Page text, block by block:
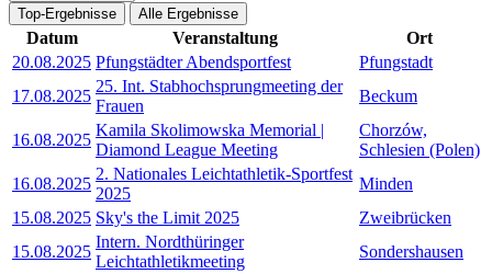
Top-Ergebnisse
Alle Ergebnisse
Datum Veranstaltung
Ort
20.08.2025 Pfungstädter Abendsportfest
Pfungstadt
17.08.2025
25. Int. Stabhochsprungmeeting der
Frauen
Beckum
16.08.2025
Kamila Skolimowska Memorial |
Diamond League Meeting
Chorzów,
Schlesien (Polen)
16.08.2025
2. Nationales Leichtathletik-Sportfest
2025
Minden
15.08.2025 Sky's the Limit 2025
Zweibrücken
15.08.2025
Intern. Nordthüringer
Leichtathletikmeeting
Sondershausen